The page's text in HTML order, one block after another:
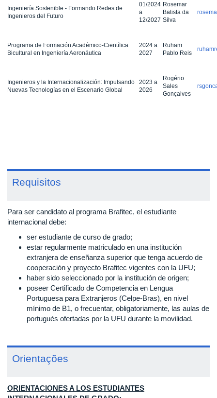
Ingeniería Sostenible - Formando Redes de
Ingenieros del Futuro
01/2024
a
12/2027
Rosemar
Batista da
Silva
Programa de Formación Académico-Científica
Bicultural en Ingeniería Aeronáutica
2024 a
2027
Ruham
Pablo Reis
Ingenieros y la Internacionalización: Impulsando
Nuevas Tecnologías en el Escenario Global
2023 a
2026
Rogério
Sales
Gonçalves
Requisitos
Para ser candidato al programa Brafitec, el estudiante
internacional debe:
ser estudiante de curso de grado;
estar regularmente matriculado en una institución
extranjera de enseñanza superior que tenga acuerdo de
cooperación y proyecto Brafitec vigentes con la UFU;
haber sido seleccionado por la institución de origen;
poseer Certificado de Competencia en Lengua
Portuguesa para Extranjeros (Celpe-Bras), en nivel
mínimo de B1, o frecuentar, obligatoriamente, las aulas de
portugués ofertadas por la UFU durante la movilidad.
Orientações
ORIENTACIONES A LOS ESTUDIANTES